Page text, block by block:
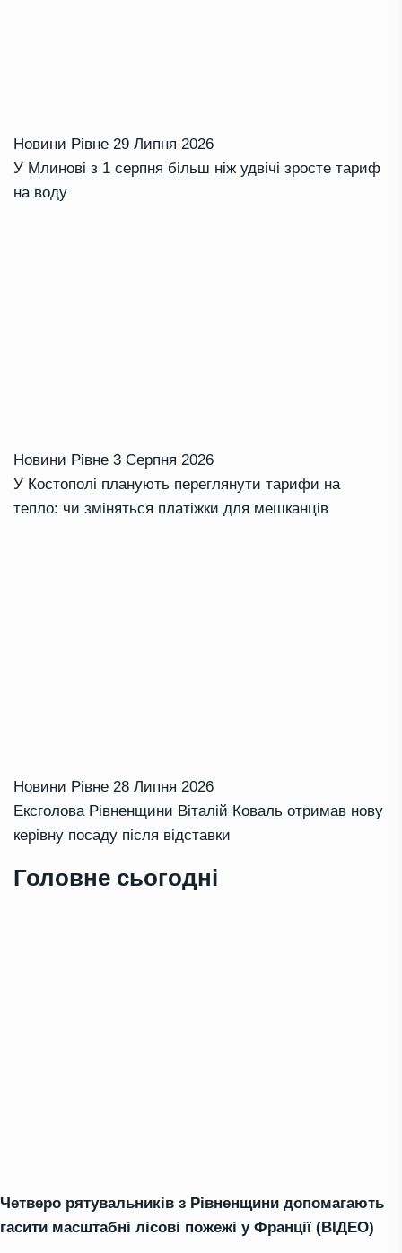
Новини Рівне 29 Липня 2026
У Млинові з 1 серпня більш ніж удвічі зросте тариф
на воду
Новини Рівне 3 Серпня 2026
У Костополі планують переглянути тарифи на
тепло: чи зміняться платіжки для мешканців
Новини Рівне 28 Липня 2026
Ексголова Рівненщини Віталій Коваль отримав нову
керівну посаду після відставки
Головне сьогодні
Четверо рятувальників з Рівненщини допомагають
гасити масштабні лісові пожежі у Франції (ВІДЕО)